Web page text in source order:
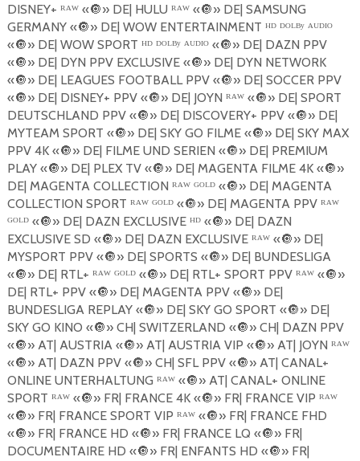
DISNEY+ ᴿᴬᵂ «🔘» DE| HULU ᴿᴬᵂ «🔘» DE| SAMSUNG
GERMANY «🔘» DE| WOW ENTERTAINMENT ᴴᴰ ᴰᴼᴸᴮʸ ᴬᵁᴰᴵᴼ
«🔘» DE| WOW SPORT ᴴᴰ ᴰᴼᴸᴮʸ ᴬᵁᴰᴵᴼ «🔘» DE| DAZN PPV
«🔘» DE| DYN PPV EXCLUSIVE «🔘» DE| DYN NETWORK
«🔘» DE| LEAGUES FOOTBALL PPV «🔘» DE| SOCCER PPV
«🔘» DE| DISNEY+ PPV «🔘» DE| JOYN ᴿᴬᵂ «🔘» DE| SPORT
DEUTSCHLAND PPV «🔘» DE| DISCOVERY+ PPV «🔘» DE|
MYTEAM SPORT «🔘» DE| SKY GO FILME «🔘» DE| SKY MAX
PPV 4K «🔘» DE| FILME UND SERIEN «🔘» DE| PREMIUM
PLAY «🔘» DE| PLEX TV «🔘» DE| MAGENTA FILME 4K «🔘»
DE| MAGENTA COLLECTION ᴿᴬᵂ ᴳᴼᴸᴰ «🔘» DE| MAGENTA
COLLECTION SPORT ᴿᴬᵂ ᴳᴼᴸᴰ «🔘» DE| MAGENTA PPV ᴿᴬᵂ
ᴳᴼᴸᴰ «🔘» DE| DAZN EXCLUSIVE ᴴᴰ «🔘» DE| DAZN
EXCLUSIVE SD «🔘» DE| DAZN EXCLUSIVE ᴿᴬᵂ «🔘» DE|
MYSPORT PPV «🔘» DE| SPORTS «🔘» DE| BUNDESLIGA
«🔘» DE| RTL+ ᴿᴬᵂ ᴳᴼᴸᴰ «🔘» DE| RTL+ SPORT PPV ᴿᴬᵂ «🔘»
DE| RTL+ PPV «🔘» DE| MAGENTA PPV «🔘» DE|
BUNDESLIGA REPLAY «🔘» DE| SKY GO SPORT «🔘» DE|
SKY GO KINO «🔘» CH| SWITZERLAND «🔘» CH| DAZN PPV
«🔘» AT| AUSTRIA «🔘» AT| AUSTRIA VIP «🔘» AT| JOYN ᴿᴬᵂ
«🔘» AT| DAZN PPV «🔘» CH| SFL PPV «🔘» AT| CANAL+
ONLINE UNTERHALTUNG ᴿᴬᵂ «🔘» AT| CANAL+ ONLINE
SPORT ᴿᴬᵂ «🔘» FR| FRANCE 4K «🔘» FR| FRANCE VIP ᴿᴬᵂ
«🔘» FR| FRANCE SPORT VIP ᴿᴬᵂ «🔘» FR| FRANCE FHD
«🔘» FR| FRANCE HD «🔘» FR| FRANCE LQ «🔘» FR|
DOCUMENTAIRE HD «🔘» FR| ENFANTS HD «🔘» FR|